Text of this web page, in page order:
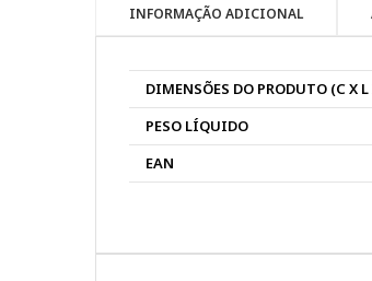
INFORMAÇÃO ADICIONAL
DIMENSÕES DO PRODUTO (C X L
PESO LÍQUIDO
EAN